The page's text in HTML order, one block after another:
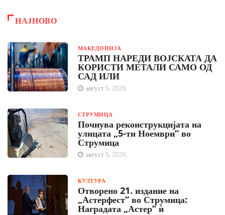
НАЈНОВО
МАКЕДОНИЈА
ТРАМП НАРЕДИ ВОЈСКАТА ДА
КОРИСТИ МЕТАЛИ САМО ОД
САД ИЛИ
август 5, 2026
СТРУМИЦА
Почнува реконструкцијата на
улицата „5-ти Ноември“ во
Струмица
август 5, 2026
КУЛТУРА
Отворено 21. издание на
„Астерфест“ во Струмица:
Наградата „Астер“ ѝ